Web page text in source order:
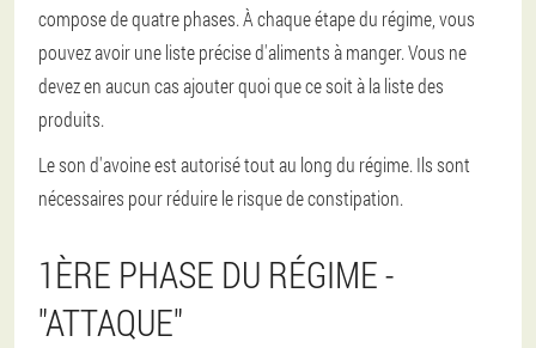
compose de quatre phases. À chaque étape du régime, vous
pouvez avoir une liste précise d'aliments à manger. Vous ne
devez en aucun cas ajouter quoi que ce soit à la liste des
produits.
Le son d'avoine est autorisé tout au long du régime. Ils sont
nécessaires pour réduire le risque de constipation.
1ÈRE PHASE DU RÉGIME -
"ATTAQUE"